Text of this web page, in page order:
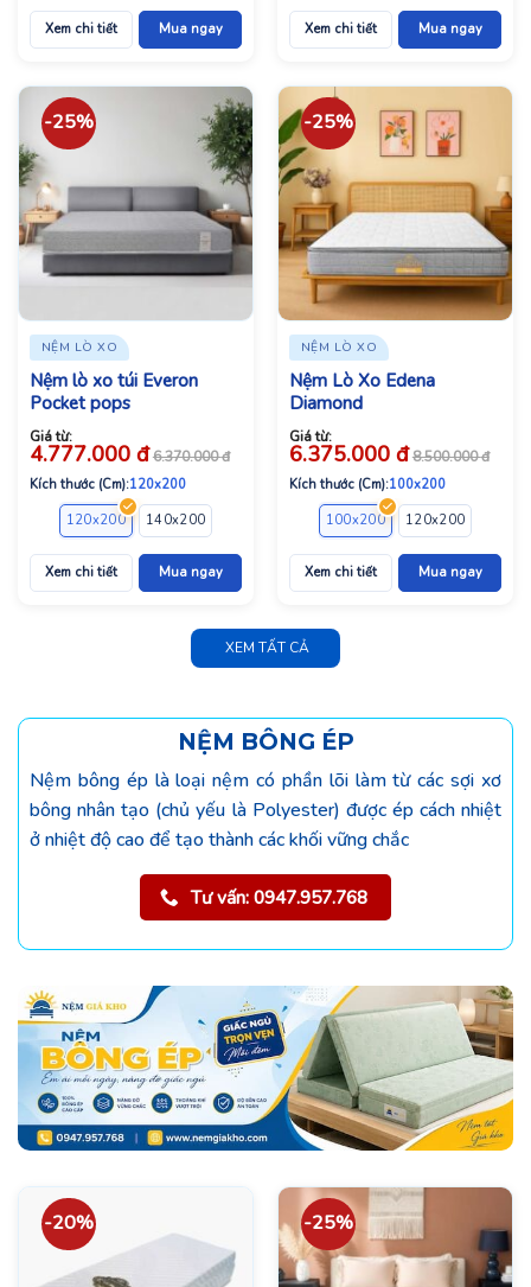
Xem chi tiết Mua ngay Xem chi tiết Mua ngay
-25%
NỆM LÒ XO
Nệm lò xo túi Everon
Pocket pops
Giá từ:
4.777.000 đ 6.370.000đ
Kích thước (Cm):120x200
120x200
140x200 180x200
Xem chi tiết Mua ngay
-25%
NỆM LÒ XO
Nệm Lò Xo Edena
Diamond
Giá từ:
6.375.000 đ 8.500.000đ
Kích thước (Cm):100x200
100x200
120x200
Xem chi tiết Mua ngay
XEM TẤT CẢ
NỆM BÔNG ÉP
Nệm bông ép là loại nệm có phần lõi làm từ các sợi xơ
bông nhân tạo (chủ yếu là Polyester) được ép cách nhiệt
ở nhiệt độ cao để tạo thành các khối vững chắc
Tư vấn: 0947.957.768
-20% -25%